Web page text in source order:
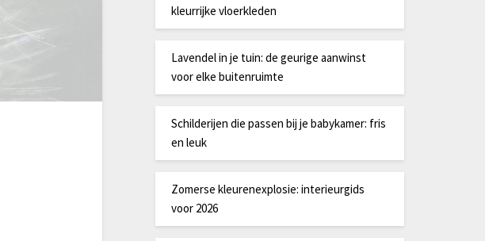
kleurrijke vloerkleden
Lavendel in je tuin: de geurige aanwinst
voor elke buitenruimte
Schilderijen die passen bij je babykamer: fris
en leuk
Zomerse kleurenexplosie: interieurgids
voor 2026